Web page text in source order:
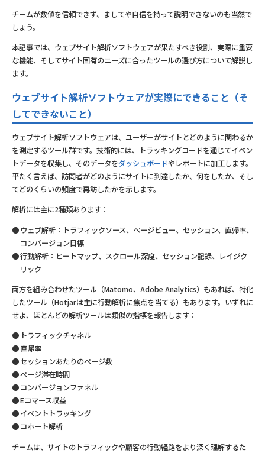
チームが数値を信頼できず、ましてや自信を持って説明できないのも当然で
しょう。
本記事では、ウェブサイト解析ソフトウェアが果たすべき役割、実際に重要
な機能、そしてサイト固有のニーズに合ったツールの選び方について解説し
ます。
ウェブサイト解析ソフトウェアが実際にできること（そ
してできないこと）
ウェブサイト解析ソフトウェアは、ユーザーがサイトとどのように関わるか
を測定するツール群です。技術的には、トラッキングコードを通じてイベン
トデータを収集し、そのデータをダッシュボードやレポートに加工します。
平たく言えば、訪問者がどのようにサイトに到達したか、何をしたか、そし
てどのくらいの頻度で再訪したかを示します。
解析には主に2種類あります：
ウェブ解析：トラフィックソース、ページビュー、セッション、直帰率、
コンバージョン目標
行動解析：ヒートマップ、スクロール深度、セッション記録、レイジク
リック
両方を組み合わせたツール（Matomo、Adobe Analytics）もあれば、特化
したツール（Hotjarは主に行動解析に焦点を当てる）もあります。いずれに
せよ、ほとんどの解析ツールは類似の指標を報告します：
トラフィックチャネル
直帰率
セッションあたりのページ数
ページ滞在時間
コンバージョンファネル
Eコマース収益
イベントトラッキング
コホート解析
チームは、サイトのトラフィックや顧客の行動経路をより深く理解するた